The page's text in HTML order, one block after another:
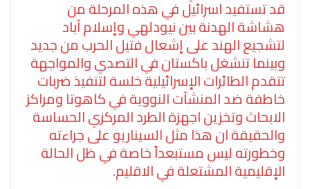
قد تستفيد اسرائيل في هذه المرحلة من
هشاشة الهدنة بين نيودلهي وإسلام آباد
لتشجيع الهند على إشعال فتيل الحرب من جديد
وبينما تنشغل باكستان في التصدي والمواجهة
تتقدم الطائرات الإسرائيلية خلسة لتنفيذ ضربات
خاطفة ضد المنشآت النووية في كاهوتا ومراكز
الابحاث وتخزين اجهزة الطرد المركزي الحساسة
والحقيقة ان هذا مثل السيناريو على جراءته
وخطورته ليس مستبعداً خاصة في ظل الحالة
الإقليمية المشتعلة في الاقليم.